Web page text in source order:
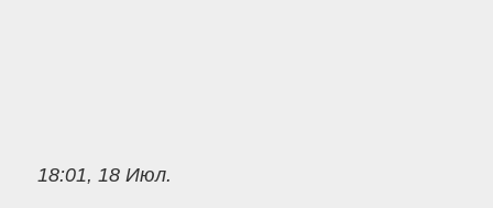
18:01, 18 Июл.